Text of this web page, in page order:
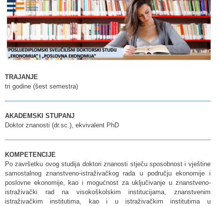
TRAJANJE
tri godine (šest semestra)
AKADEMSKI STUPANJ
Doktor znanosti (dr.sc.), ekvivalent PhD
KOMPETENCIJE
Po završetku ovog studija doktori znanosti stječu sposobnost i vještine
samostalnog znanstveno-istraživačkog rada u području ekonomije i
poslovne ekonomije, kao i mogućnost za uključivanje u znanstveno-
istraživački rad na visokoškolskim institucijama, znanstvenim
istraživačkim institutima, kao i u istraživačkim institutima u